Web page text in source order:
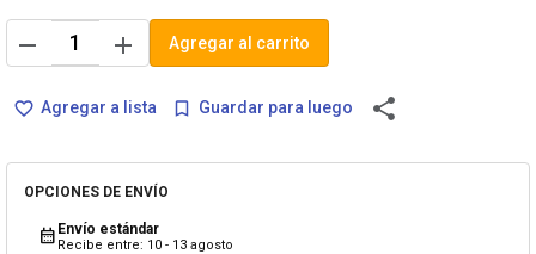
remove add Agregar al carrito
favorite_border Agregar a lista bookmark_border Guardar para luego share
OPCIONES DE ENVÍO
calendar_month Envío estándar
Recibe entre: 10 - 13 agosto